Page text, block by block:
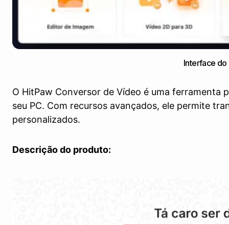
Interface do
O HitPaw Conversor de Vídeo é uma ferramenta
seu PC. Com recursos avançados, ele permite
personalizados.
Descrição do produto: